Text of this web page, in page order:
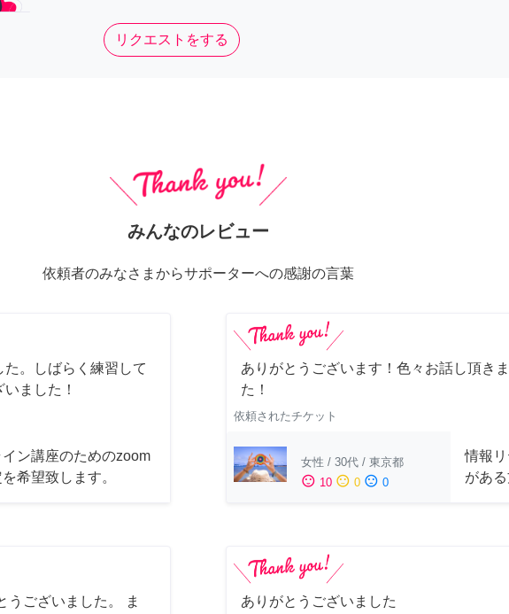
リクエストをする
みんなのレビュー
依頼者のみなさまからサポーターへの感謝の言葉
。しばらく練習して
ました！
イン講座のためのzoom
希望致します。
ありがとうございます！色々お話し頂き
た！
依頼されたチケット
女性 / 30代 / 東京都
sentiment_satisfied 10 sentiment_neutral 0 sentiment_dissatisfied 0
情報
があ
ございました。 ま ありがとうございました